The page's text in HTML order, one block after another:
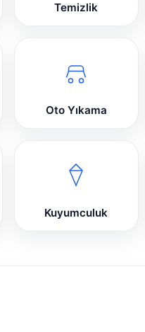
Temizlik
Oto Yıkama
Kuyumculuk